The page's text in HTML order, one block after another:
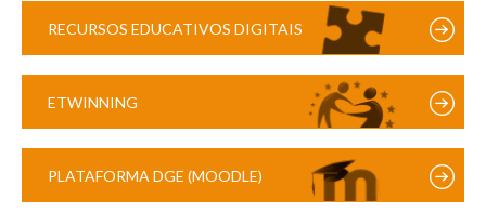
RECURSOS EDUCATIVOS DIGITAIS
ETWINNING
PLATAFORMA DGE (MOODLE)